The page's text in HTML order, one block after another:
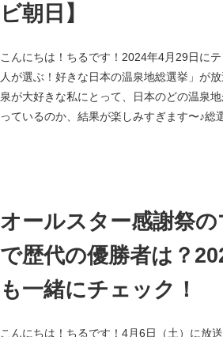
ビ朝日】
こんにちは！ちるです！2024年4月29日に
人が選ぶ！好きな日本の温泉地総選挙」が
泉が大好きな私にとって、日本のどの温泉
っているのか、結果が楽しみすぎます〜♪総
オールスター感謝祭
で歴代の優勝者は？
も一緒にチェック！
こんにちは！ちるです！4月6日（土）に放